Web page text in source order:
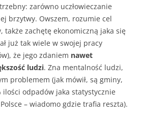
zarówno uczłowieczanie
brzytwy. Owszem, rozumie cel
także zachętę ekonomiczną jaka się
już tak wiele w swojej pracy
że jego zdaniem nawet
ludzi. Zna mentalność ludzi,
problemem (jak mówił, są gminy,
odpadów jaka statystycznie
– wiadomo gdzie trafia reszta).